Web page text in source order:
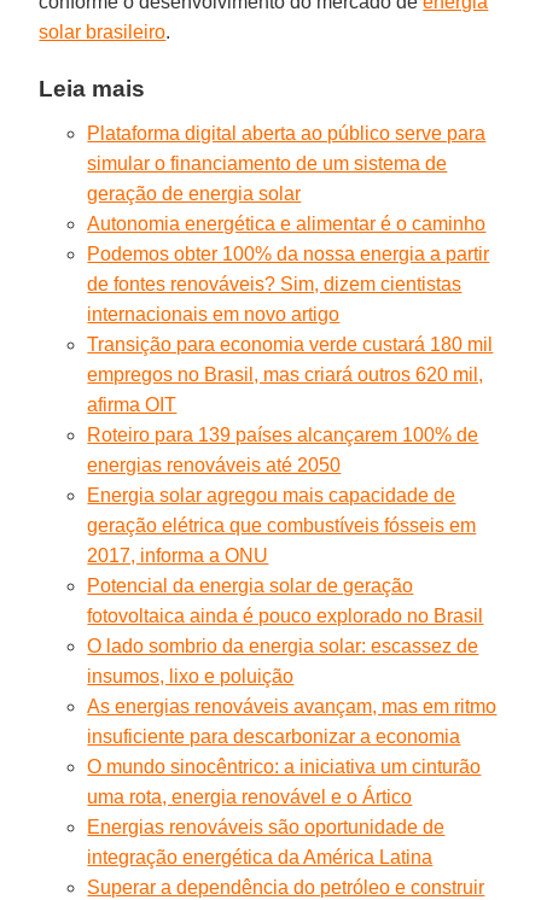
solar brasileiro.
Leia mais
Plataforma digital aberta ao público serve para
simular o financiamento de um sistema de
geração de energia solar
Autonomia energética e alimentar é o caminho
Podemos obter 100% da nossa energia a partir
de fontes renováveis? Sim, dizem cientistas
internacionais em novo artigo
Transição para economia verde custará 180 mil
empregos no Brasil, mas criará outros 620 mil,
afirma OIT
Roteiro para 139 países alcançarem 100% de
energias renováveis até 2050
Energia solar agregou mais capacidade de
geração elétrica que combustíveis fósseis em
2017, informa a ONU
Potencial da energia solar de geração
fotovoltaica ainda é pouco explorado no Brasil
O lado sombrio da energia solar: escassez de
insumos, lixo e poluição
As energias renováveis avançam, mas em ritmo
insuficiente para descarbonizar a economia
O mundo sinocêntrico: a iniciativa um cinturão
uma rota, energia renovável e o Ártico
Energias renováveis são oportunidade de
integração energética da América Latina
Superar a dependência do petróleo e construir